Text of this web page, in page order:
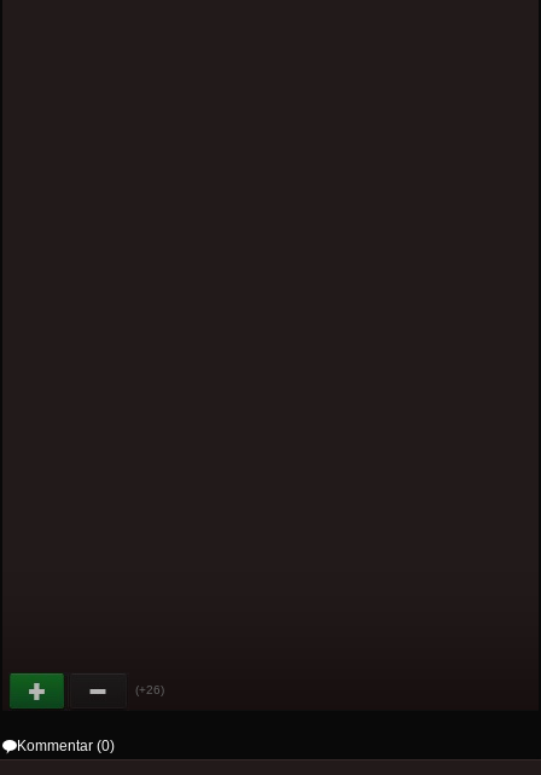
(+26)
Kommentar (0)